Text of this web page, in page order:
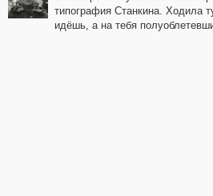
типография Станкина. Ходила
идёшь, а на тебя